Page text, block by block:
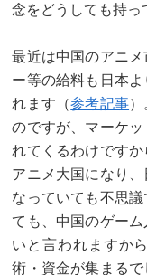
念をどうしても持っ
最近は中国のアニ
ー等の給料も日本
れます（参考記事
のですが、マーケ
れてくるわけです
アニメ大国になり
なっていても不思
ても、中国のゲー
いと言われますか
術・資金が集まる